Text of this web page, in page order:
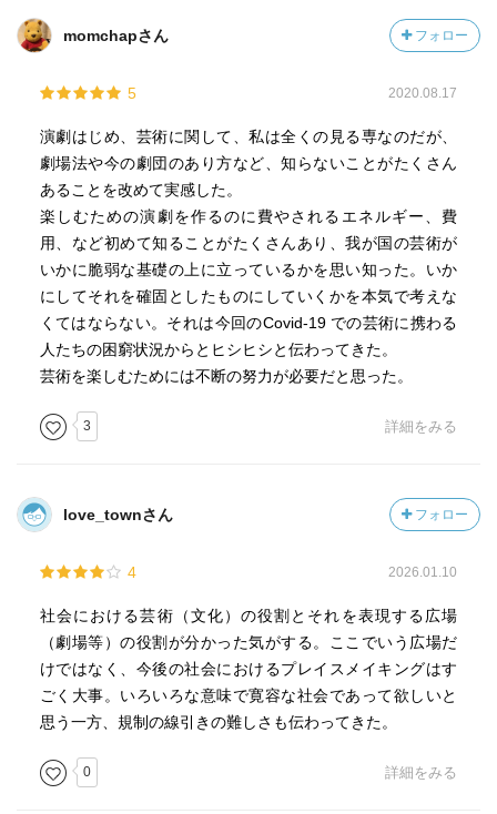
momchapさん フォロー
5 2020.08.17
演劇はじめ、芸術に関して、私は全くの見る専なのだが、
劇場法や今の劇団のあり方など、知らないことがたくさん
あることを改めて実感した。
楽しむための演劇を作るのに費やされるエネルギー、費
用、など初めて知ることがたくさんあり、我が国の芸術が
いかに脆弱な基礎の上に立っているかを思い知った。いか
にしてそれを確固としたものにしていくかを本気で考えな
くてはならない。それは今回のCovid-19 での芸術に携わる
人たちの困窮状況からとヒシヒシと伝わってきた。
芸術を楽しむためには不断の努力が必要だと思った。
3 詳細をみる
love_townさん フォロー
4 2026.01.10
社会における芸術（文化）の役割とそれを表現する広場
（劇場等）の役割が分かった気がする。ここでいう広場だ
けではなく、今後の社会におけるプレイスメイキングはす
ごく大事。いろいろな意味で寛容な社会であって欲しいと
思う一方、規制の線引きの難しさも伝わってきた。
0 詳細をみる